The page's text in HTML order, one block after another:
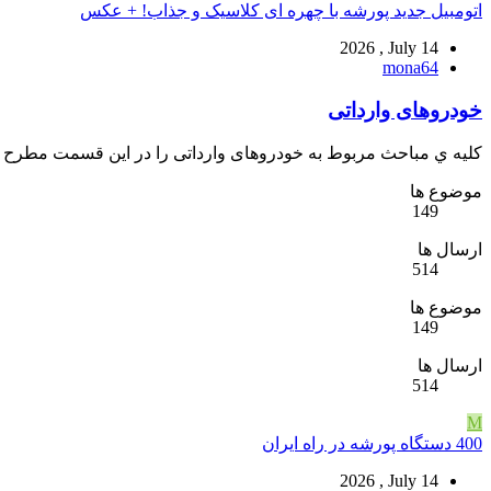
اتومبیل جدید پورشه با چهره ای کلاسیک و جذاب! + عکس
2026 , July 14
mona64
خودروهای وارداتی
كليه ي مباحث مربوط به خودروهای وارداتی را در اين قسمت مطرح
موضوع ها
149
ارسال ها
514
موضوع ها
149
ارسال ها
514
M
400 دستگاه پورشه در راه ایران
2026 , July 14